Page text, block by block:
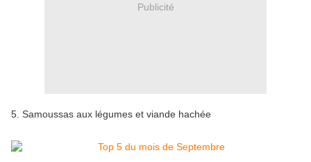
Publicité
5. Samoussas aux légumes et viande hachée